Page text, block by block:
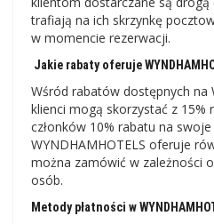
trafiają na ich skrzynkę
w momencie rezerwacji.
Jakie rabaty oferuje
Wśród rabatów dostępnych na
klienci mogą skorzystać z 15%
członków 10% rabatu na
WYNDHAMHOTELS oferuje
można zamówić w zależności
osób.
Metody płatności w